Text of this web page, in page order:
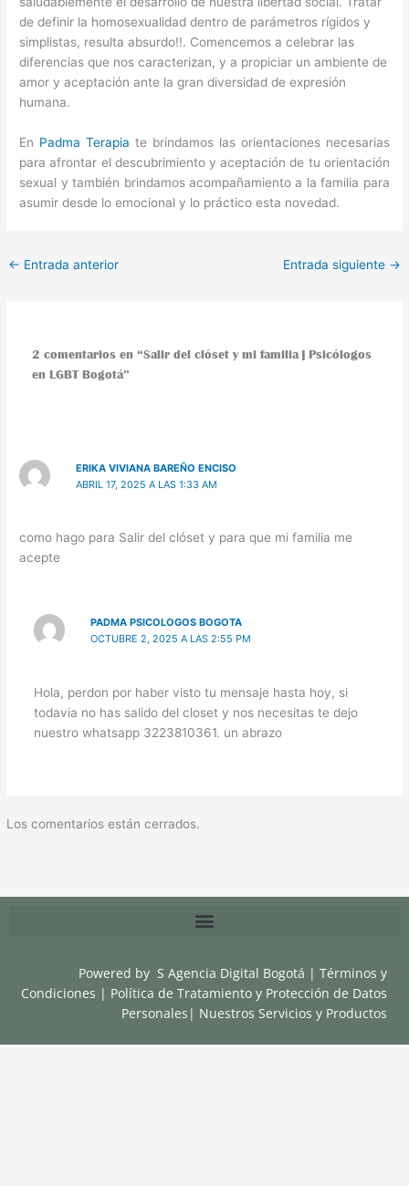
de definir la homosexualidad dentro de parámetros rígidos y
simplistas, resulta absurdo!!. Comencemos a celebrar las
diferencias que nos caracterizan, y a propiciar un ambiente de
amor y aceptación ante la gran diversidad de expresión
humana.
En Padma Terapia te brindamos las orientaciones necesarias
para afrontar el descubrimiento y aceptación de tu orientación
sexual y también brindamos acompañamiento a la familia para
asumir desde lo emocional y lo práctico esta novedad.
← Entrada anterior Entrada siguiente →
2 comentarios en “Salir del clóset y mi familia | Psicólogos
en LGBT Bogotá”
ERIKA VIVIANA BAREÑO ENCISO
ABRIL 17, 2025 A LAS 1:33 AM
como hago para Salir del clóset y para que mi familia me
acepte
PADMA PSICOLOGOS BOGOTA
OCTUBRE 2, 2025 A LAS 2:55 PM
Hola, perdon por haber visto tu mensaje hasta hoy, si
todavia no has salido del closet y nos necesitas te dejo
nuestro whatsapp 3223810361. un abrazo
Los comentarios están cerrados.
Powered by S Agencia Digital Bogotá |Términos y
Condiciones | Política de Tratamiento y Protección de Datos
Personales | Nuestros Servicios y Productos